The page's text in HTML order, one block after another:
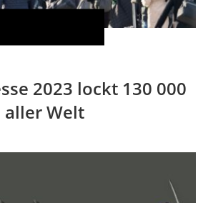
2023 lockt 130 000
aller Welt